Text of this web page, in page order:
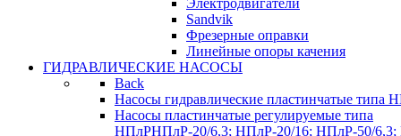
Электродвигатели
Sandvik
Фрезерные оправки
Линейные опоры качения
ГИДРАВЛИЧЕСКИЕ НАСОСЫ
Back
Насосы гидравлические пластинчатые типа
Насосы пластинчатые регулируемые типа
НПлРНПлР-20/6,3; НПлР-20/16; НПлР-50/6,3;